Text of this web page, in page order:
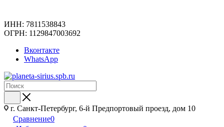
ИНН: 7811538843
ОГРН: 1129847003692
Вконтакте
WhatsApp
г. Санкт-Петербург, 6-й Предпортовый проезд, дом 10
Сравнение0